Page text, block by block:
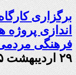
برگزاری
اندازی
فرهنگی
۲۹ اردیبهشت ۱۴۰۵ - ۱۱:۲۸